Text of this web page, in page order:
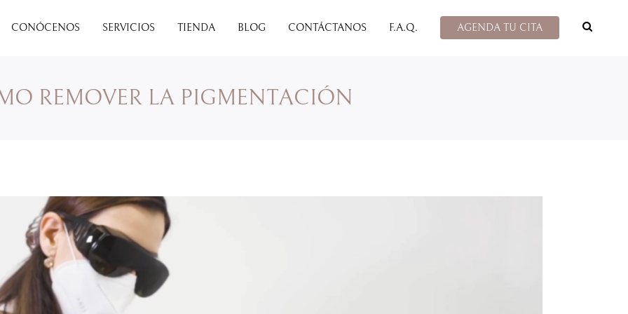
CONÓCENOS SERVICIOS TIENDA BLOG CONTÁCTANOS F.A.Q. AGENDA TU CITA
REMOVER LA PIGMENTACIÓN